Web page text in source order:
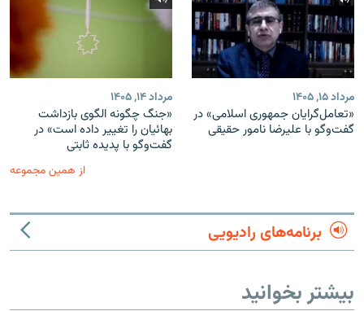
مرداد ۱۵, ۱۴۰۵
«تعامل‌گرایان جمهوری اسلامی» در
گفت‌وگو با علیرضا نامور حقیقی
مرداد ۱۴, ۱۴۰۵
«جنگ چگونه الگوی بازداشت
بهائیان را تغییر داده است» در
گفت‌وگو با پدیده ثابتی
از همین مجموعه
برنامه‌های رادیویی
بیشتر بخوانید